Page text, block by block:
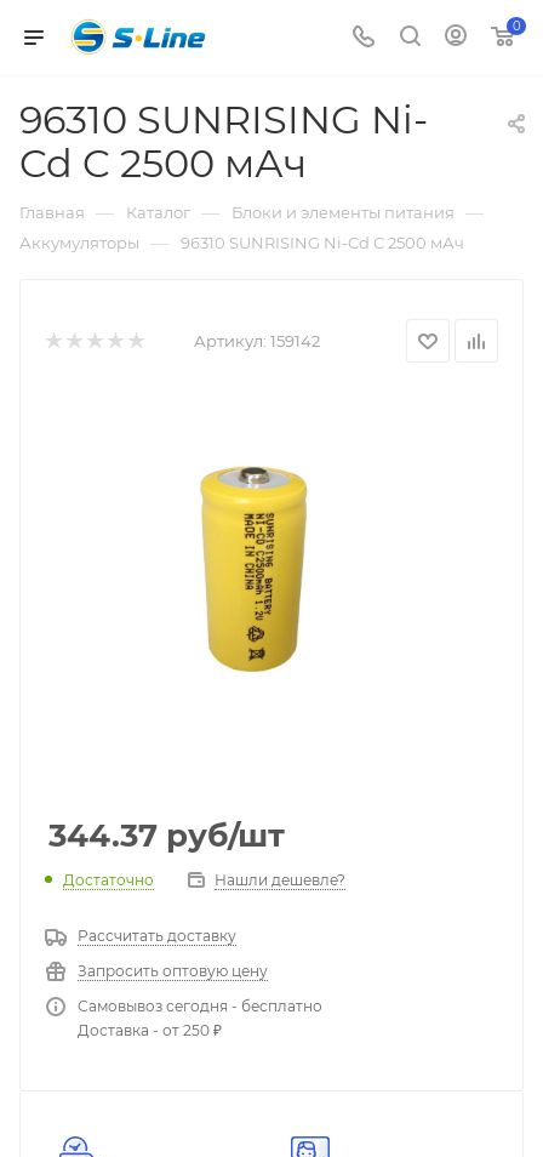
0
96310 SUNRISING Ni-
Cd C 2500 мАч
Главная — Каталог — Блоки и элементы питания —
Аккумуляторы — 96310 SUNRISING Ni-Cd C 2500 мАч
Артикул: 159142
344.37 руб/шт
Достаточно Нашли дешевле?
Рассчитать доставку
Запросить оптовую цену
Самовывоз сегодня - бесплатно
Доставка - от 250 ₽